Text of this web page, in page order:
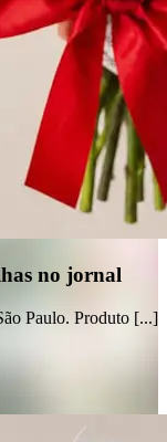
no jornal
Paulo. Produto [...]